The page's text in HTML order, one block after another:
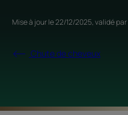
Mise à jour le22/12/2025, validé par
Chute de cheveux